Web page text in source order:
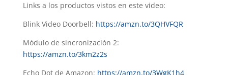
Links a los productos vistos en este video:
Blink Video Doorbell: https://amzn.to/3QHVFQR
Módulo de sincronización 2:
https://amzn.to/3km2z2s
Echo Dot de Amazon: https://amzn.to/3WgK1h4